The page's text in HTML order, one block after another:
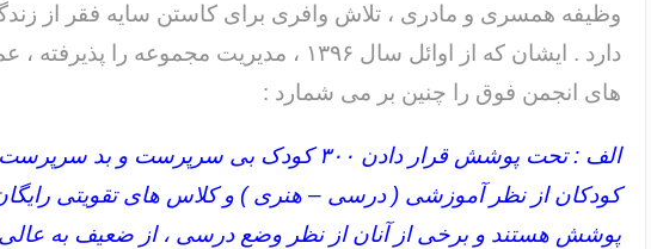
وظیفه همسری و مادری ، تلاش وافری برای کاستن سایه فقر از
دارد . ایشان که از اوائل سال ۱۳۹۶ ، مدیریت مجموعه را
های انجمن فوق را چنین بر می شمارد :
الف : تحت پوشش قرار دادن ۳۰۰ کودک بی سرپرست و بد
کودکان از نظر آموزشی ( درسی – هنری ) و کلاس های تقویتی
پوشش هستند و برخی از آنان از نظر وضع درسی ، از ضعیف به عالی
خداحافظ رزمنده / دلنوشته ای از
حسن دشتی
جلوه ای از همدلی و صمیمیت به
سبک و سیاق دوران دفاع مقدس /
حسن دشتی